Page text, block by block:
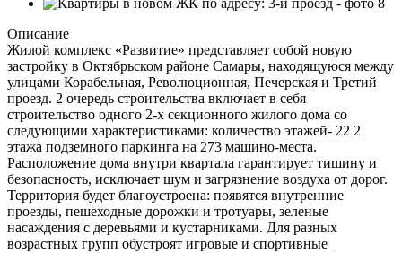
Описание
Жилой комплекс «Развитие» представляет собой новую
застройку в Октябрьском районе Самары, находящуюся между
улицами Корабельная, Революционная, Печерская и Третий
проезд. 2 очередь строительства включает в себя
строительство одного 2-х секционного жилого дома со
следующими характеристиками: количество этажей- 22 2
этажа подземного паркинга на 273 машино-места.
Расположение дома внутри квартала гарантирует тишину и
безопасность, исключает шум и загрязнение воздуха от дорог.
Территория будет благоустроена: появятся внутренние
проезды, пешеходные дорожки и тротуары, зеленые
насаждения с деревьями и кустарниками. Для разных
возрастных групп обустроят игровые и спортивные